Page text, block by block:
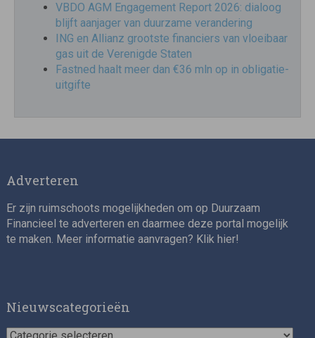
VBDO AGM Engagement Report 2026: dialoog
blijft aanjager van duurzame verandering
ING en Allianz grootste financiers van vloeibaar
gas uit de Verenigde Staten
Fastned haalt meer dan €36 mln op in obligatie-
uitgifte
Adverteren
Er zijn ruimschoots mogelijkheden om op Duurzaam
Financieel te adverteren en daarmee deze portal mogelijk
te maken. Meer informatie aanvragen? Klik hier!
Nieuwscategorieën
Nieuwscategorieën